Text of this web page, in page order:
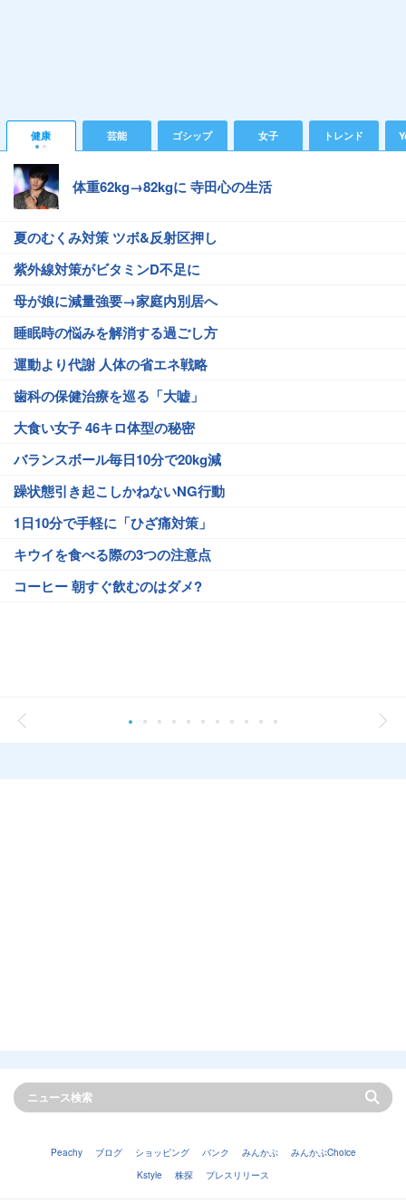
健康 芸能 ゴシップ 女子 トレンド
体重62kg→82kgに 寺田心の生活
夏のむくみ対策 ツボ&反射区押し
紫外線対策がビタミンD不足に
母が娘に減量強要→家庭内別居へ
睡眠時の悩みを解消する過ごし方
運動より代謝 人体の省エネ戦略
歯科の保健治療を巡る「大嘘」
大食い女子 46キロ体型の秘密
バランスボール毎日10分で20kg減
躁状態引き起こしかねないNG行動
1日10分で手軽に「ひざ痛対策」
キウイを食べる際の3つの注意点
コーヒー 朝すぐ飲むのはダメ?
Peachy ブログ ショッピング バンク みんかぶ
みんかぶChoice
Kstyle
株探 プレスリリース